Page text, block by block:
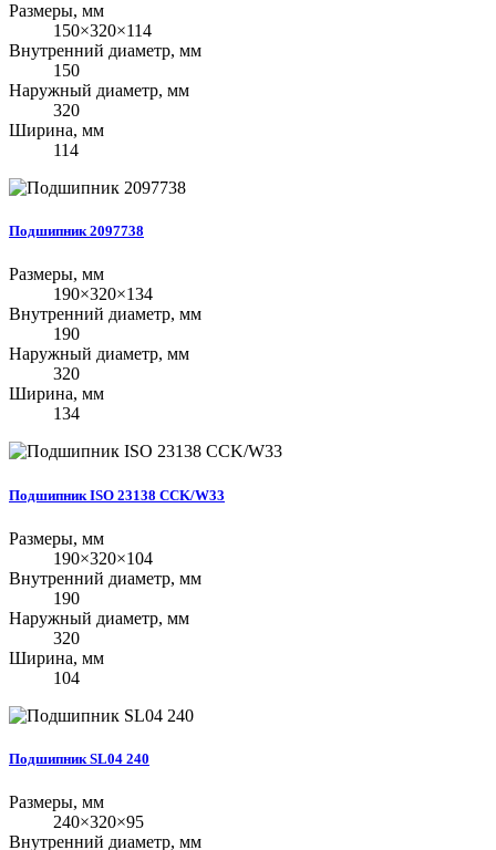
Размеры, мм
150×320×114
Внутренний диаметр, мм
150
Наружный диаметр, мм
320
Ширина, мм
114
Подшипник 2097738
Размеры, мм
190×320×134
Внутренний диаметр, мм
190
Наружный диаметр, мм
320
Ширина, мм
134
Подшипник ISO 23138 CCK/W33
Размеры, мм
190×320×104
Внутренний диаметр, мм
190
Наружный диаметр, мм
320
Ширина, мм
104
Подшипник SL04 240
Размеры, мм
240×320×95
Внутренний диаметр, мм